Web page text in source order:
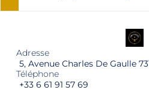
Adresse
5, Avenue Charles De Gaulle
Téléphone
+33 6 61 91 57 69